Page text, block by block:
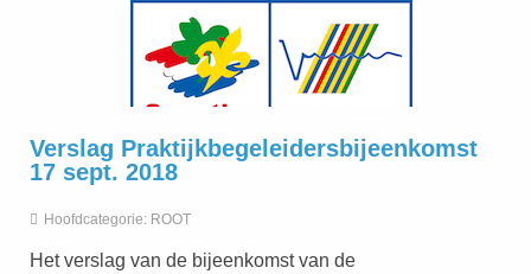
Verslag Praktijkbegeleidersbijeenkomst
17 sept. 2018
Hoofdcategorie: ROOT
Het verslag van de bijeenkomst van de